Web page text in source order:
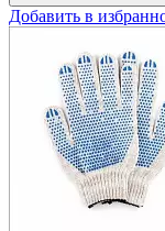
Добавить в